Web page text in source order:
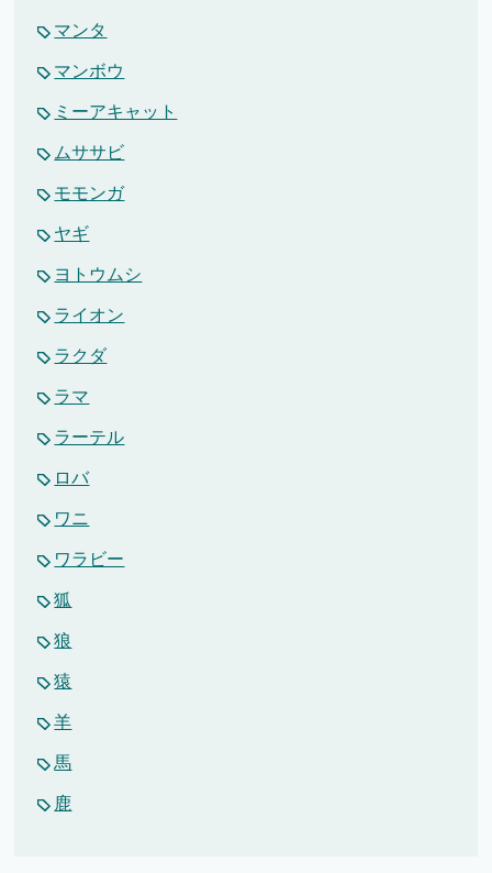
マンタ
マンボウ
ミーアキャット
ムササビ
モモンガ
ヤギ
ヨトウムシ
ライオン
ラクダ
ラマ
ラーテル
ロバ
ワニ
ワラビー
狐
狼
猿
羊
馬
鹿